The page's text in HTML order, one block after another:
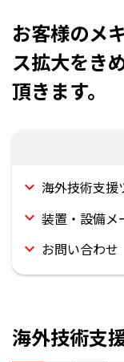
お客様のメ
ス拡大をき
頂きます。
海外技術支援
装置・設備メ
お問い合わせ
海外技術支